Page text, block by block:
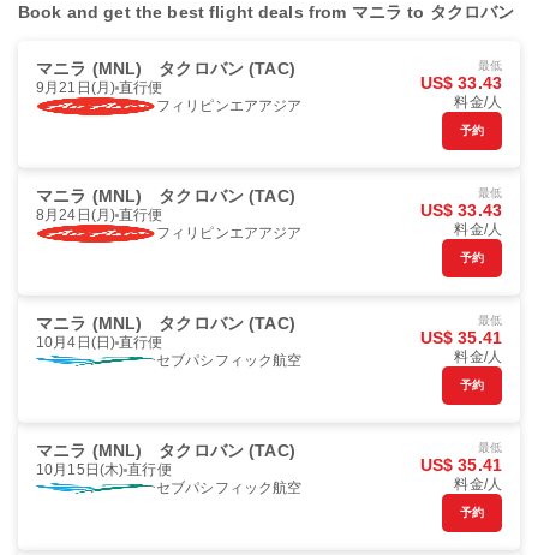
Book and get the best flight deals from マニラ to タクロバン
マニラ (MNL) タクロバン (TAC)
9月21日(月) 直行便
フィリピンエアアジア
最低
US$ 33.43
料金/人
予約
マニラ (MNL) タクロバン (TAC)
8月24日(月) 直行便
フィリピンエアアジア
最低
US$ 33.43
料金/人
予約
マニラ (MNL) タクロバン (TAC)
10月4日(日) 直行便
セブパシフィック航空
最低
US$ 35.41
料金/人
予約
マニラ (MNL) タクロバン (TAC)
10月15日(木) 直行便
セブパシフィック航空
最低
US$ 35.41
料金/人
予約